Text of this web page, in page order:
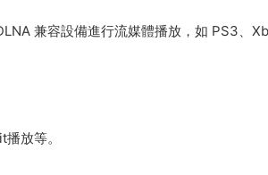
兼容設備進行流媒體播放，如 PS3、
放等。